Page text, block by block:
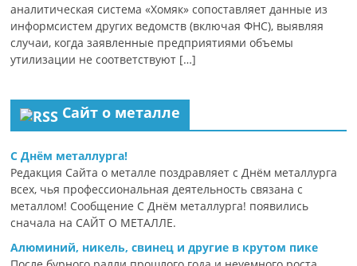
аналитическая система «Хомяк» сопоставляет данные из
информсистем других ведомств (включая ФНС), выявляя
случаи, когда заявленные предприятиями объемы
утилизации не соответствуют […]
Сайт о металле
С Днём металлурга!
Редакция Сайта о металле поздравляет с Днём металлурга
всех, чья профессиональная деятельность связана с
металлом! Сообщение С Днём металлурга! появились
сначала на САЙТ О МЕТАЛЛЕ.
Алюминий, никель, свинец и другие в крутом пике